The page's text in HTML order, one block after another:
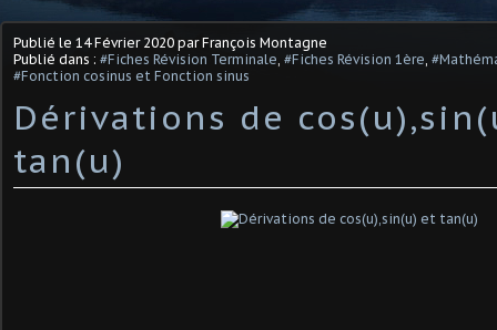
Publié le 14 Février 2020 par François Montagne
Publié dans : #Fiches Révision Terminale #Fiches Révision 1ère
#Fonction cosinus et Fonction sinus
Dérivations de
tan(u)